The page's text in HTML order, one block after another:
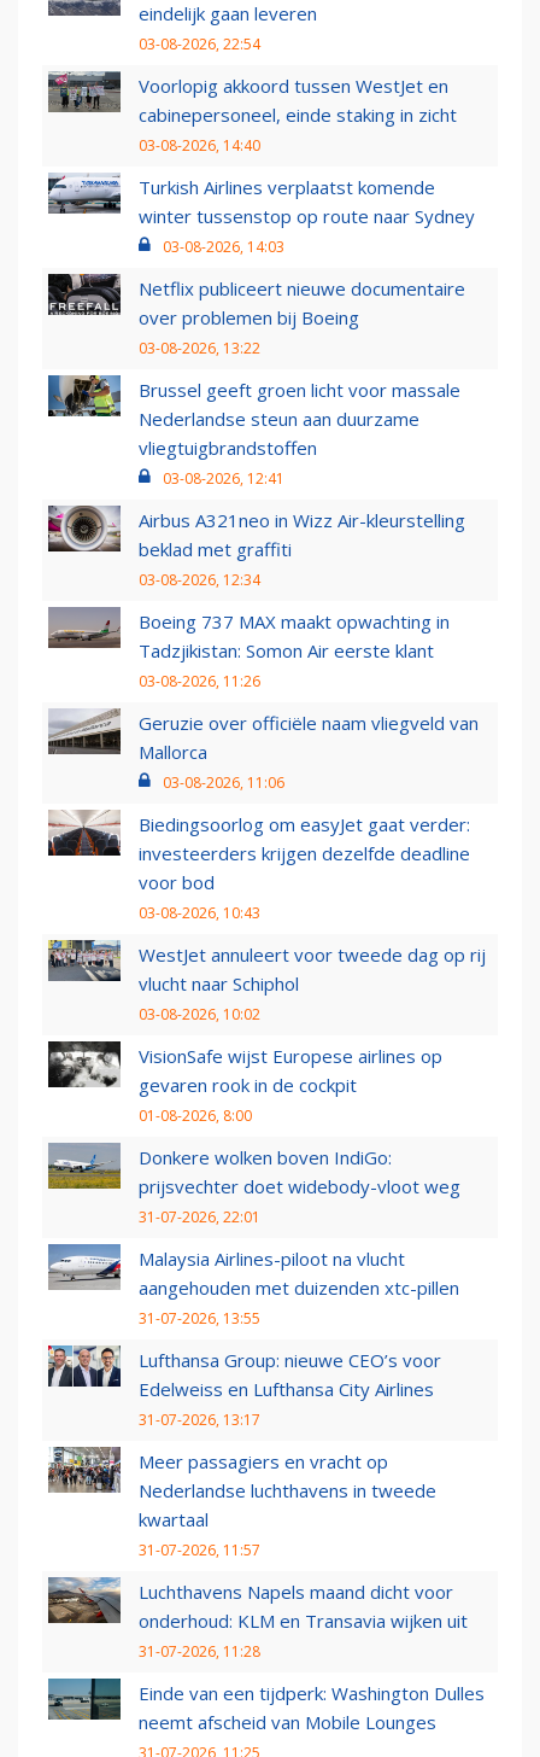
eindelijk gaan leveren
03-08-2026, 22:54
Voorlopig akkoord tussen WestJet en
cabinepersoneel, einde staking in zicht
03-08-2026, 14:40
Turkish Airlines verplaatst komende
winter tussenstop op route naar Sydney
03-08-2026, 14:03
Netflix publiceert nieuwe documentaire
over problemen bij Boeing
03-08-2026, 13:22
Brussel geeft groen licht voor massale
Nederlandse steun aan duurzame
vliegtuigbrandstoffen
03-08-2026, 12:41
Airbus A321neo in Wizz Air-kleurstelling
beklad met graffiti
03-08-2026, 12:34
Boeing 737 MAX maakt opwachting in
Tadzjikistan: Somon Air eerste klant
03-08-2026, 11:26
Geruzie over officiële naam vliegveld van
Mallorca
03-08-2026, 11:06
Biedingsoorlog om easyJet gaat verder:
investeerders krijgen dezelfde deadline
voor bod
03-08-2026, 10:43
WestJet annuleert voor tweede dag op rij
vlucht naar Schiphol
03-08-2026, 10:02
VisionSafe wijst Europese airlines op
gevaren rook in de cockpit
01-08-2026, 8:00
Donkere wolken boven IndiGo:
prijsvechter doet widebody-vloot weg
31-07-2026, 22:01
Malaysia Airlines-piloot na vlucht
aangehouden met duizenden xtc-pillen
31-07-2026, 13:55
Lufthansa Group: nieuwe CEO’s voor
Edelweiss en Lufthansa City Airlines
31-07-2026, 13:17
Meer passagiers en vracht op
Nederlandse luchthavens in tweede
kwartaal
31-07-2026, 11:57
Luchthavens Napels maand dicht voor
onderhoud: KLM en Transavia wijken uit
31-07-2026, 11:28
Einde van een tijdperk: Washington Dulles
neemt afscheid van Mobile Lounges
31-07-2026, 11:25